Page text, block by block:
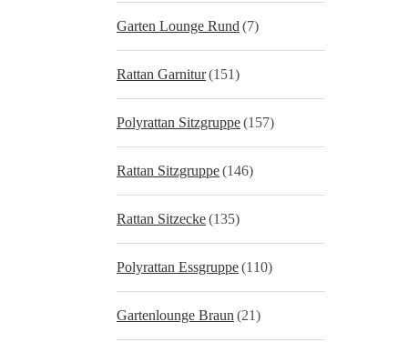
Garten Lounge Rund (7)
Rattan Garnitur(151)
Polyrattan Sitzgruppe(157)
Rattan Sitzgruppe(146)
Rattan Sitzecke(135)
Polyrattan Essgruppe(110)
Gartenlounge Braun (21)